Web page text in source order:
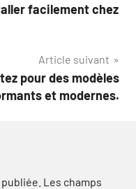
facilement chez
Article suivant
pour des modèles
et modernes.
Les champs